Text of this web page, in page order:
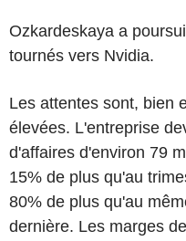
Ozkardeskaya a
tournés vers Nvidia.
Les attentes sont, bien
élevées. L'entreprise
d'affaires d'environ 79
15% de plus qu'au
80% de plus qu'au
dernière. Les marges